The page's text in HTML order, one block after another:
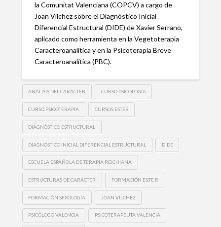
la Comunitat Valenciana (COPCV) a cargo de
Joan Vílchez sobre el Diagnóstico Inicial
Diferencial Estructural (DIDE) de Xavier Serrano,
aplicado como herramienta en la Vegetoterapia
Caracteroanalítica y en la Psicoterapia Breve
Caracteroanalítica (PBC).
ANÁLISIS DEL CARÁCTER CURSO PSICOLOGÍA
CURSO PSICOTERAPIA CURSOS ESTER
DIAGNÓSTICO ESTRUCTURAL
DIAGNÓSTICO INICIAL DIFERENCIAL ESTRUCTURAL DIDE
ESCUELA ESPAÑOLA DE TERAPIA REICHIANA
ESTRUCTURAS DE CARÁCTER FORMACIÓN ES.TE.R
FORMACIÓN SEXOLOGÍA JOAN VÍLCHEZ
PSICÓLOGO VALENCIA PSICOTERAPEUTA VALENCIA